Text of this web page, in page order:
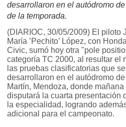
desarrollaron en el autódromo
de la temporada.
(DIARIOC, 30/05/2009) El piloto
María ’Pechito’ López, con
Civic, sumó hoy otra "pole
categoría TC 2000, al resultar el
las pruebas clasificatorias que se
desarrollaron en el autódromo
Martín, Mendoza, donde mañana
disputará la cuarta presentación
la especialidad, logrando
adicional para el campeonato.